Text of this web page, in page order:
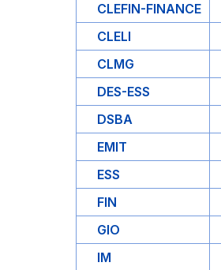
CLEFIN-FINANCE
CLELI
CLMG
DES-ESS
DSBA
EMIT
ESS
FIN
GIO
IM